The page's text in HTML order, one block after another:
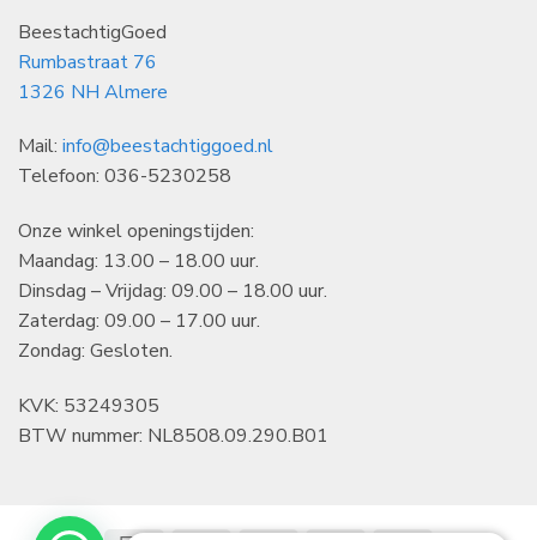
BeestachtigGoed
Rumbastraat 76
1326 NH Almere
Mail: info@beestachtiggoed.nl
Telefoon: 036-5230258
Onze winkel openingstijden:
Maandag: 13.00 – 18.00 uur.
Dinsdag – Vrijdag: 09.00 – 18.00 uur.
Zaterdag: 09.00 – 17.00 uur.
Zondag: Gesloten.
KVK: 53249305
BTW nummer: NL8508.09.290.B01